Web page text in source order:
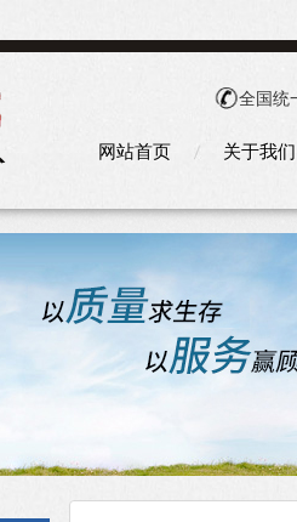
全国统
网站首页 关于我们